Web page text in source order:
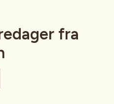
fra